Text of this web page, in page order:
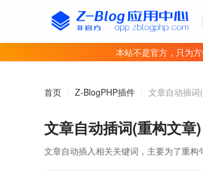
本站不是官方，只为
首页 / Z-BlogPHP插件 / 文章自动插词
文章自动插词(重构文章)
文章自动插入相关关键词，主要为了重构